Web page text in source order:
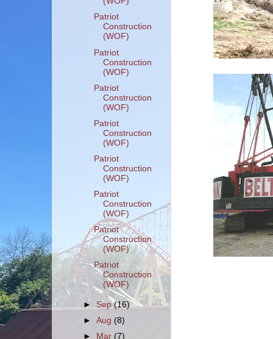
Patriot
Construction
(WOF)
Patriot
Construction
(WOF)
Patriot
Construction
(WOF)
Patriot
Construction
(WOF)
Patriot
Construction
(WOF)
Patriot
Construction
(WOF)
Patriot
Construction
(WOF)
Patriot
Construction
(WOF)
►Sep(16)
►Aug(8)
►
Mar(7)